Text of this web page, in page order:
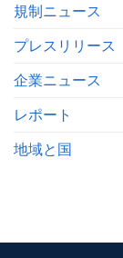
規制ニュース
プレスリリース
企業ニュース
レポート
地域と国